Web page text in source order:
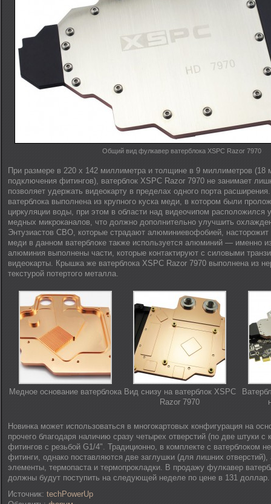
Общий вид фулкавер ватерблока XSPC Razor 7970
При размере в 220 x 142 миллиметра и толщине в 9 миллиметров (18
подключения фитингов), ватерблок XSPC Razor 7970 не занимает
позволяет удержать видеокарту в пределах одного порта
ватерблока выполнена из крупного куска меди, в котором были
циркуляции воды, при этом в области над видеочипом расположился
медных микроканалов, что должно дополнительно улучшить
Энтузиастов СВО, которые страдают алюминиевофобией, насторожит
меди в данном ватерблоке также используется алюминий — именно
алюминия выполнены части, которые контактируют с силовыми
видеокарты. Крышка же ватерблока XSPC Razor 7970 выполнена из
текстурой потертого металла.
Медное основание ватерблока Вид снизу на ватерблок XSPC
Razor 7970
Новинка может использоваться в многокартовых конфигурация на
прочего благодаря наличию сразу четырех отверстий (по две штуки с
фитингов с резьбой G1/4". Традиционно, в комплекте с ватерблоком
фитинги, однако поставляются две заглушки (для лишних
элементы, термопаста и термопрокладки. В продажу фулкавер
должны будут поступить на следующей неделе по цене в 131 доллар.
Источник: techPowerUp